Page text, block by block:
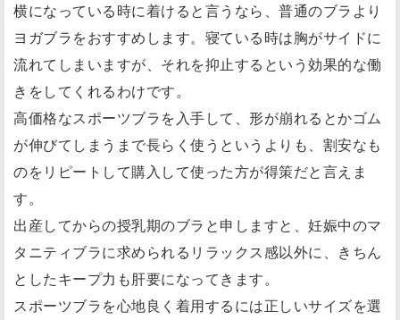
横になっている時に着けると言うなら、普通のブラより
ヨガブラをおすすめします。寝ている時は胸がサイドに
流れてしまいますが、それを抑止するという効果的な働
きをしてくれるわけです。
高価格なスポーツブラを入手して、形が崩れるとかゴム
が伸びてしまうまで長らく使うというよりも、割安なも
のをリピートして購入して使った方が得策だと言えま
す。
出産してからの授乳期のブラと申しますと、妊娠中のマ
タニティブラに求められるリラックス感以外に、きちん
としたキープ力も肝要になってきます。
スポーツブラを心地良く着用するには正しいサイズを選